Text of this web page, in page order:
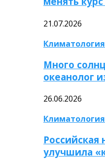
21.07.2026
Климатология
Много
океанолог
26.06.2026
Климатология
Российская
улучшила